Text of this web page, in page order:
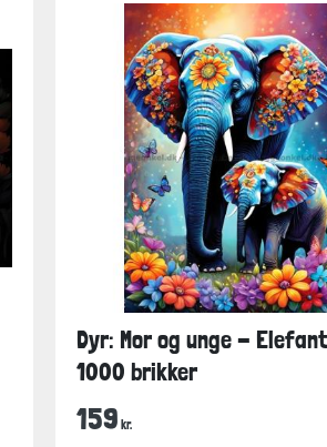
Dyr: Mor og unge -
1000 brikker
159 kr.